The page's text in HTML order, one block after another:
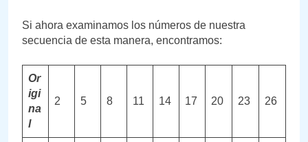
Si ahora examinamos los números de nuestra
secuencia de esta manera, encontramos:
Or
igi
na
l
2 5 8 11 14 17 20 23 26